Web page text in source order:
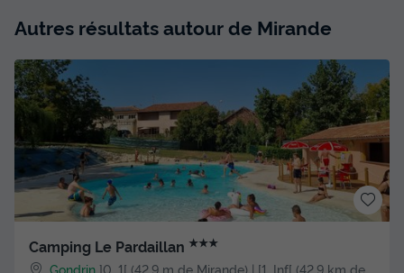
Autres résultats autour de Mirande
Camping Le Pardaillan ★★★
Gondrin ]0, 1[ (42,9 m de Mirande) | [1, Inf[ (42,9 km de